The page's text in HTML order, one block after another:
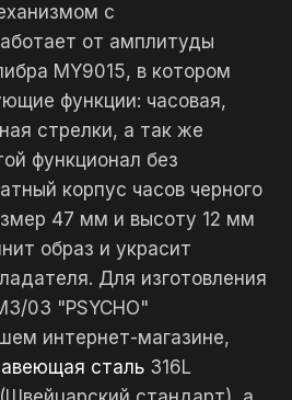
с
от амплитуды
MY9015, в котором
функции: часовая,
стрелки, а так же
функционал без
корпус часов черного
47 мм и высоту 12 мм
образ и украсит
Для изготовления
03 "PSYCHO"
интернет-магазине,
сталь 316L